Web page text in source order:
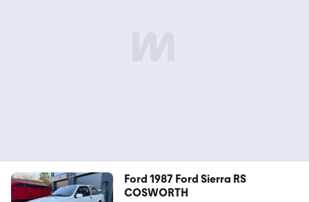
Ford 1987 Ford Sierra RS
COSWORTH